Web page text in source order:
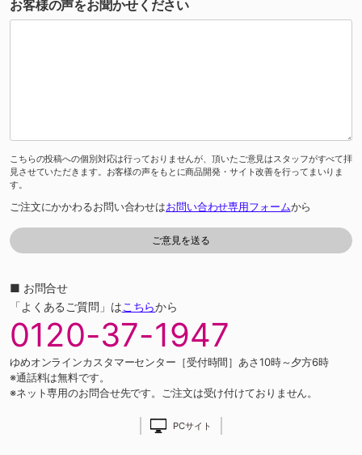
お客様の声をお聞かせください
こちらの投稿への個別対応は行っておりませんが、頂いたご意見はスタッフがすべて拝
見させていただきます。お客様の声をもとに商品開発・サイト改善を行ってまいりま
す。
ご注文にかかわるお問い合わせはお問い合わせ専用フォームから
■ お問合せ
「よくあるご質問」はこちらから
0120-37-1947
ゆめオンラインカスタマーセンター［受付時間］あさ10時～夕方6時
※通話料は無料です。
※ネット専用のお問合せ先です。ご注文は受け付けておりません。
PCサイト